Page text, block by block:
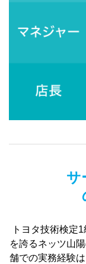
サ
トヨタ技術検定
を誇るネッツ山
舗での実務経験